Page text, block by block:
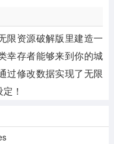
限资源破解版里建造一
幸存者能够来到你的城
过修改数据实现了无限
！